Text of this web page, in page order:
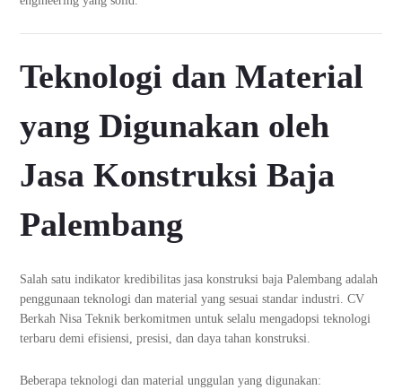
Teknologi dan Material
yang Digunakan oleh
Jasa Konstruksi Baja
Palembang
Salah satu indikator kredibilitas jasa konstruksi baja Palembang adalah
penggunaan teknologi dan material yang sesuai standar industri. CV
Berkah Nisa Teknik berkomitmen untuk selalu mengadopsi teknologi
terbaru demi efisiensi, presisi, dan daya tahan konstruksi.
Beberapa teknologi dan material unggulan yang digunakan: